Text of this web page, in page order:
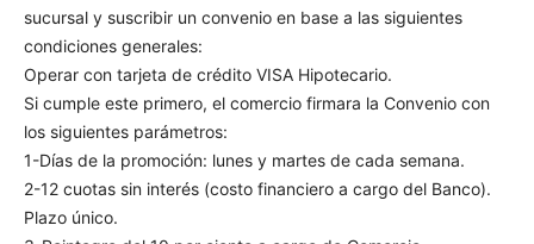
sucursal y suscribir un convenio en base a las siguientes
condiciones generales:
Operar con tarjeta de crédito VISA Hipotecario.
Si cumple este primero, el comercio firmara la Convenio con
los siguientes parámetros:
1-Días de la promoción: lunes y martes de cada semana.
2-12 cuotas sin interés (costo financiero a cargo del Banco).
Plazo único.